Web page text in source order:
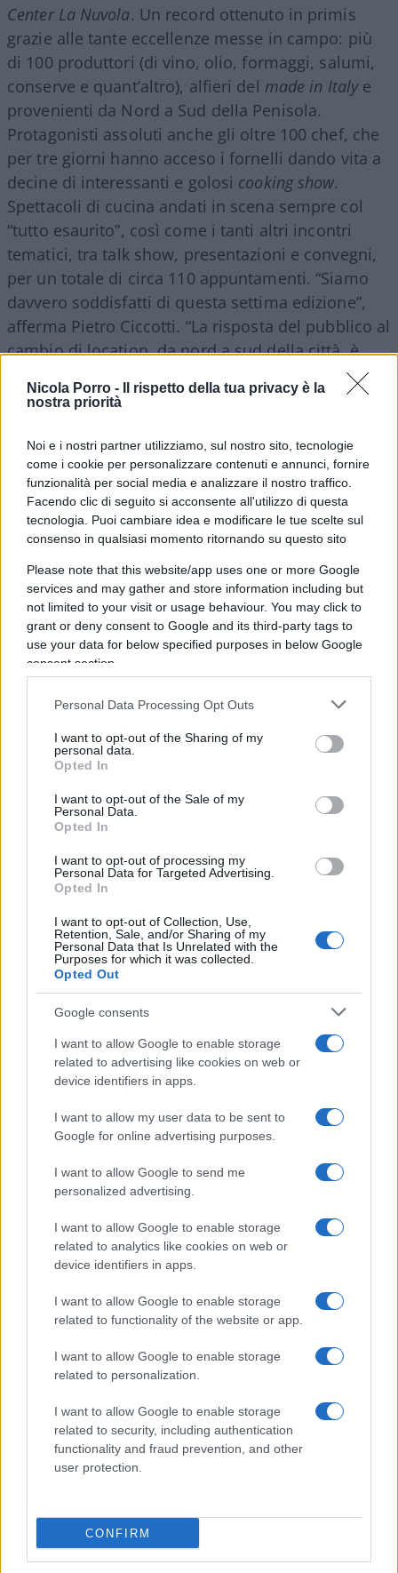
Nicola Porro -
Il rispetto della tua privacy è la
nostra priorità
Noi e i nostri partner utilizziamo, sul nostro sito, tecnologie
come i cookie per personalizzare contenuti e annunci, fornire
funzionalità per social media e analizzare il nostro traffico.
Facendo clic di seguito si acconsente all'utilizzo di questa
tecnologia. Puoi cambiare idea e modificare le tue scelte sul
consenso in qualsiasi momento ritornando su questo sito
Please note that this website/app uses one or more Google
services and may gather and store information including but
not limited to your visit or usage behaviour. You may click to
grant or deny consent to Google and its third-party tags to
use your data for below specified purposes in below Google
consent section.
Personal Data Processing Opt Outs
I want to opt-out of the Sharing of my
personal data.
Opted In
I want to opt-out of the Sale of my
Personal Data.
Opted In
I want to opt-out of processing my
Personal Data for Targeted Advertising.
Opted In
I want to opt-out of Collection, Use,
Retention, Sale, and/or Sharing of my
Personal Data that Is Unrelated with the
Purposes for which it was collected.
Opted Out
Google consents
I want to allow Google to enable storage
related to advertising like cookies on web or
device identifiers in apps.
I want to allow my user data to be sent to
Google for online advertising purposes.
I want to allow Google to send me
personalized advertising.
I want to allow Google to enable storage
related to analytics like cookies on web or
device identifiers in apps.
I want to allow Google to enable storage
related to functionality of the website or app.
I want to allow Google to enable storage
related to personalization.
I want to allow Google to enable storage
related to security, including authentication
functionality and fraud prevention, and other
user protection.
CONFIRM
Center La Nuvola. Un record ottenuto in primis
grazie alle tante eccellenze messe in campo: più
di 100 produttori (di vino, olio, formaggi, salumi,
conserve e quant’altro), alfieri del made in Italye
provenienti da Nord a Sud della Penisola.
Protagonisti assoluti anche gli oltre 100 chef, che
per tre giorni hanno acceso i fornelli dando vita a
decine di interessanti e golosi cooking show.
Spettacoli di cucina andati in scena sempre col
“tutto esaurito”, così come i tanti altri incontri
tematici, tra talk show, presentazioni e convegni,
per un totale di circa 110 appuntamenti. “Siamo
davvero soddisfatti di questa settima edizione”,
afferma Pietro Ciccotti. “La risposta del pubblico al
cambio di location, da nord a sud della città, è
Roma Convention Center La
Nuvolasi è dimostrato il luogo ideale a ospitare
scelta dunque, quanto mai idonea. Mi piace infine
sottolineare come, grazie ai tanti contenuti
culturali inseriti in programma,Excellence 2019
abbia assunto una maggiore connotazione
convegnistica, pur senza perdere mai la sua
naturale dimensione di spettacolo”.
E, a proposito di contenuti, si è svolta la finale
Race to the Stars, seconda edizione delcontest
memoria dello chef Alessandro Narducci e
Lazio, organizzato in collaborazione con la
Regione Lazio e Arsial. Ad aggiudicarsi il titolo è
stata Yara Journo Barda, classe 1995. All’interno
della guida Roma deLa Pecora Nera
suggerisce, in un unico volume, le tavole della
regione in cui mangiare, le pause golose durante
la giornata e le botteghe in cui fare una spesa di
ristoranti è stato dato aIl Pagliaccio di Anthony
Genovese(Roma). In grande spolvero anche i
pizzaioli, grazie ai
premi speciali e una classifica delle migliori 100
insegne dello Stivale, al cui vertice si è posizionata
Pepe in Granidi Franco Pepe (Caiazzo –
appassionare i presenti sono stati in particolar
modo gli chef Anthony Genovese, Gianfranco
Pascucci e Francesco Apreda, chiamati a
riprodurre alcuni dei piatti che hanno fatto la
storia della cucina grazie alla rubrica
Falsi d’Autore
ideata dal giornalista Luigi Cremona. Successo
infine, per lo spazio Recruiting
giovani hanno incontrato alcune delle più
importanti realtà ristorative e alberghiere della
Lunedì prossimo, nel pomeriggio, Roma aprirà le
porte a“mareMMMa, la Natura del vino”
grande selezione di etichette di vino della
Galleria del Cembalo di Palazzo Borghese, le
denominazioni Maremma Toscana, Montecucco e
Morellino di Scansano presenteranno la